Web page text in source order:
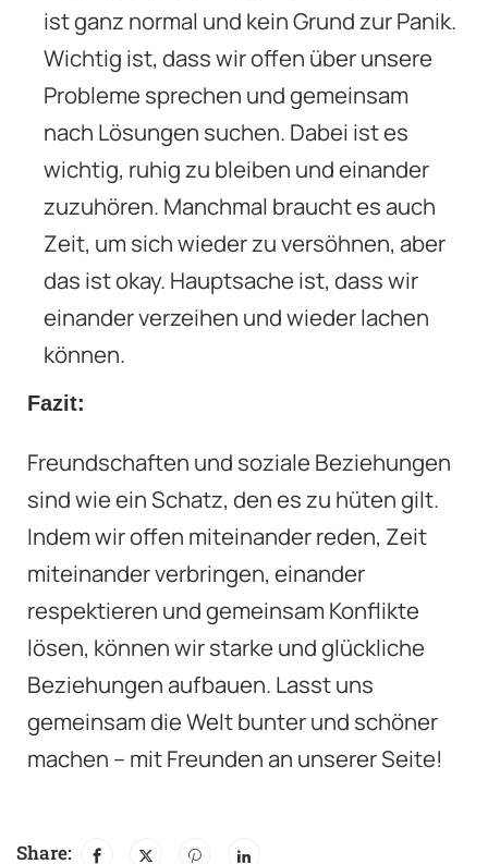
ist ganz normal und kein Grund zur Panik.
Wichtig ist, dass wir offen über unsere
Probleme sprechen und gemeinsam
nach Lösungen suchen. Dabei ist es
wichtig, ruhig zu bleiben und einander
zuzuhören. Manchmal braucht es auch
Zeit, um sich wieder zu versöhnen, aber
das ist okay. Hauptsache ist, dass wir
einander verzeihen und wieder lachen
können.
Fazit:
Freundschaften und soziale Beziehungen
sind wie ein Schatz, den es zu hüten gilt.
Indem wir offen miteinander reden, Zeit
miteinander verbringen, einander
respektieren und gemeinsam Konflikte
lösen, können wir starke und glückliche
Beziehungen aufbauen. Lasst uns
gemeinsam die Welt bunter und schöner
machen – mit Freunden an unserer Seite!
Share: